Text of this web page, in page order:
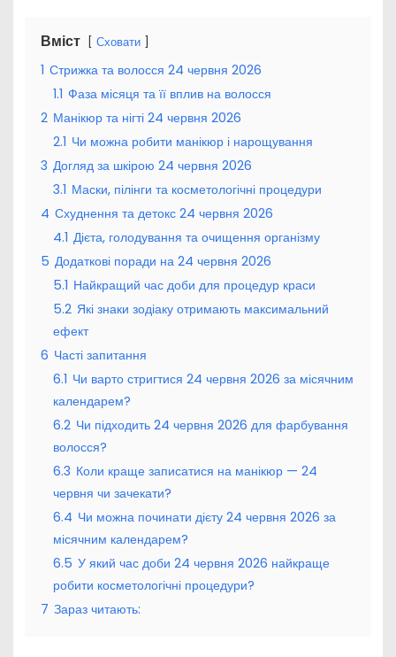
Вміст Сховати
1 Стрижка та волосся 24 червня 2026
1.1 Фаза місяця та її вплив на волосся
2 Манікюр та нігті 24 червня 2026
2.1 Чи можна робити манікюр і нарощування
3 Догляд за шкірою 24 червня 2026
3.1 Маски, пілінги та косметологічні процедури
4 Схуднення та детокс 24 червня 2026
4.1 Дієта, голодування та очищення організму
5 Додаткові поради на 24 червня 2026
5.1 Найкращий час доби для процедур краси
5.2 Які знаки зодіаку отримають максимальний
ефект
6 Часті запитання
6.1 Чи варто стригтися 24 червня 2026 за місячним
календарем?
6.2 Чи підходить 24 червня 2026 для фарбування
волосся?
6.3 Коли краще записатися на манікюр — 24
червня чи зачекати?
6.4 Чи можна починати дієту 24 червня 2026 за
місячним календарем?
6.5 У який час доби 24 червня 2026 найкраще
робити косметологічні процедури?
7 Зараз читають: